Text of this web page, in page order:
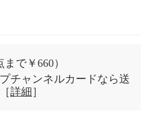
まで￥660）
チャンネルカードなら送
詳細 ］